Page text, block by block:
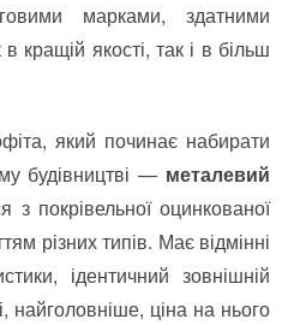
марками, здатними
кращій якості, так і в більш
який починає набирати
будівництві — металевий
з покрівельної оцинкованої
різних типів. Має відмінні
ідентичний зовнішній
ціна на нього